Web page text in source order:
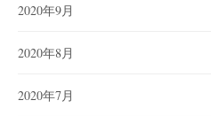
2020年9月
2020年8月
2020年7月